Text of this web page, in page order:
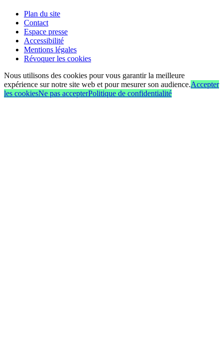
Plan du site
Contact
Espace presse
Accessibilité
Mentions légales
Révoquer les cookies
Nous utilisons des cookies pour vous garantir la meilleure
expérience sur notre site web et pour mesurer son audience.Accepter
les cookiesNe pas accepterPolitique de confidentialité